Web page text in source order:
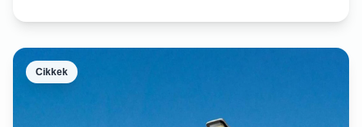
Cikkek